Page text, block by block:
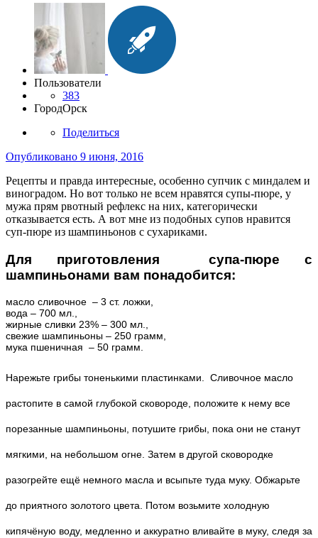
Пользователи
383
ГородОрск
Поделиться
Опубликовано 9 июня, 2016
Рецепты и правда интересные, особенно супчик с миндалем и
виноградом. Но вот только не всем нравятся супы-пюре, у
мужа прям рвотный рефлекс на них, категорически
отказывается есть. А вот мне из подобных супов нравится
суп-пюре из шампиньонов с сухариками.
Для приготовления супа-пюре с
шампиньонами вам понадобится:
масло сливочное – 3 ст. ложки,
вода – 700 мл.,
жирные сливки 23% – 300 мл.,
свежие шампиньоны – 250 грамм,
мука пшеничная – 50 грамм.
Нарежьте грибы тоненькими пластинками. Сливочное масло
растопите в самой глубокой сковороде, положите к нему все
порезанные шампиньоны, потушите грибы, пока они не станут
мягкими, на небольшом огне. Затем в другой сковородке
разогрейте ещё немного масла и всыпьте туда муку. Обжарьте
до приятного золотого цвета. Потом возьмите холодную
кипячёную воду, медленно и аккуратно вливайте в муку, следя за